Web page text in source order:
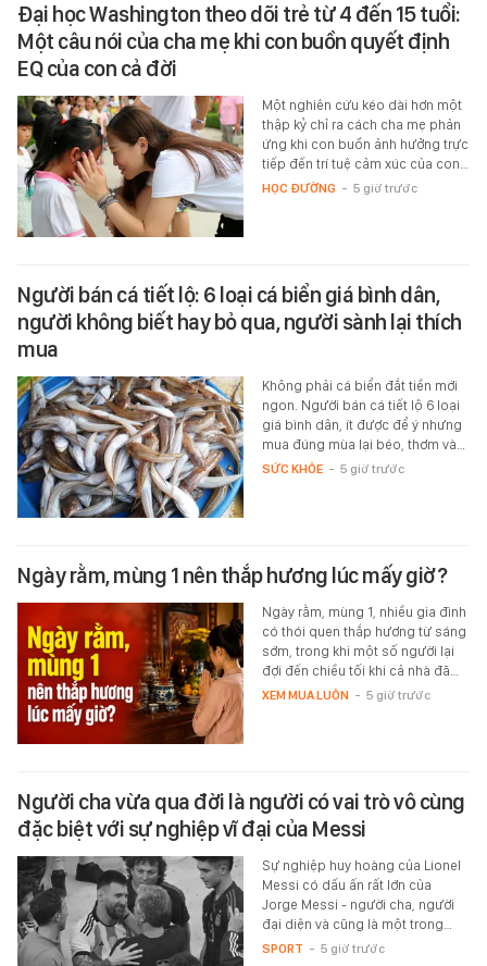
Đại học Washington theo dõi trẻ từ 4 đến 15 tuổi:
Một câu nói của cha mẹ khi con buồn quyết định
EQ của con cả đời
Một nghiên cứu kéo dài hơn một
thập kỷ chỉ ra cách cha mẹ phản
ứng khi con buồn ảnh hưởng trực
tiếp đến trí tuệ cảm xúc của con…
HỌC ĐƯỜNG - 5 giờ trước
Người bán cá tiết lộ: 6 loại cá biển giá bình dân,
người không biết hay bỏ qua, người sành lại thích
mua
Không phải cá biển đắt tiền mới
ngon. Người bán cá tiết lộ 6 loại
giá bình dân, ít được để ý nhưng
mua đúng mùa lại béo, thơm và…
SỨC KHỎE - 5 giờ trước
Ngày rằm, mùng 1 nên thắp hương lúc mấy giờ?
Ngày rằm, mùng 1, nhiều gia đình
có thói quen thắp hương từ sáng
sớm, trong khi một số người lại
đợi đến chiều tối khi cả nhà đã…
XEM MUA LUÔN - 5 giờ trước
Người cha vừa qua đời là người có vai trò vô cùng
đặc biệt với sự nghiệp vĩ đại của Messi
Sự nghiệp huy hoàng của Lionel
Messi có dấu ấn rất lớn của
Jorge Messi - người cha, người
đại diện và cũng là một trong…
SPORT - 5 giờ trước